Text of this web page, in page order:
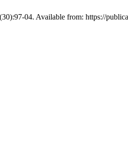
04. Available from: https://